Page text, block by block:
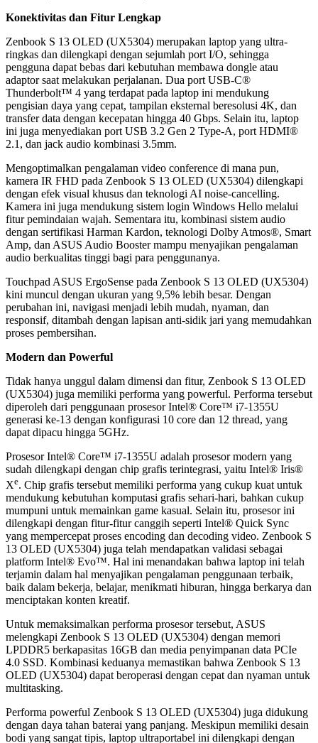
Konektivitas dan Fitur Lengkap
Zenbook S 13 OLED (UX5304) merupakan laptop yang ultra-
ringkas dan dilengkapi dengan sejumlah port I/O, sehingga
pengguna dapat bebas dari kebutuhan membawa dongle atau
adaptor saat melakukan perjalanan. Dua port USB-C®
Thunderbolt™ 4 yang terdapat pada laptop ini mendukung
pengisian daya yang cepat, tampilan eksternal beresolusi 4K, dan
transfer data dengan kecepatan hingga 40 Gbps. Selain itu, laptop
ini juga menyediakan port USB 3.2 Gen 2 Type-A, port HDMI®
2.1, dan jack audio kombinasi 3.5mm.
Mengoptimalkan pengalaman video conference di mana pun,
kamera IR FHD pada Zenbook S 13 OLED (UX5304) dilengkapi
dengan efek visual khusus dan teknologi AI noise-cancelling.
Kamera ini juga mendukung sistem login Windows Hello melalui
fitur pemindaian wajah. Sementara itu, kombinasi sistem audio
dengan sertifikasi Harman Kardon, teknologi Dolby Atmos®, Smart
Amp, dan ASUS Audio Booster mampu menyajikan pengalaman
audio berkualitas tinggi bagi para penggunanya.
Touchpad ASUS ErgoSense pada Zenbook S 13 OLED (UX5304)
kini muncul dengan ukuran yang 9,5% lebih besar. Dengan
perubahan ini, navigasi menjadi lebih mudah, nyaman, dan
responsif, ditambah dengan lapisan anti-sidik jari yang memudahkan
proses pembersihan.
Modern dan Powerful
Tidak hanya unggul dalam dimensi dan fitur, Zenbook S 13 OLED
(UX5304) juga memiliki performa yang powerful. Performa tersebut
diperoleh dari penggunaan prosesor Intel® Core™ i7-1355U
generasi ke-13 dengan konfigurasi 10 core dan 12 thread, yang
dapat dipacu hingga 5GHz.
Prosesor Intel® Core™ i7-1355U adalah prosesor modern yang
sudah dilengkapi dengan chip grafis terintegrasi, yaitu Intel® Iris®
Xe. Chip grafis tersebut memiliki performa yang cukup kuat untuk
mendukung kebutuhan komputasi grafis sehari-hari, bahkan cukup
mumpuni untuk memainkan game kasual. Selain itu, prosesor ini
dilengkapi dengan fitur-fitur canggih seperti Intel® Quick Sync
yang mempercepat proses encoding dan decoding video. Zenbook S
13 OLED (UX5304) juga telah mendapatkan validasi sebagai
platform Intel® Evo™. Hal ini menandakan bahwa laptop ini telah
terjamin dalam hal menyajikan pengalaman penggunaan terbaik,
baik dalam bekerja, belajar, menikmati hiburan, hingga berkarya dan
menciptakan konten kreatif.
Untuk memaksimalkan performa prosesor tersebut, ASUS
melengkapi Zenbook S 13 OLED (UX5304) dengan memori
LPDDR5 berkapasitas 16GB dan media penyimpanan data PCIe
4.0 SSD. Kombinasi keduanya memastikan bahwa Zenbook S 13
OLED (UX5304) dapat beroperasi dengan cepat dan nyaman untuk
multitasking.
Performa powerful Zenbook S 13 OLED (UX5304) juga didukung
dengan daya tahan baterai yang panjang. Meskipun memiliki desain
bodi yang sangat tipis, laptop ultraportabel ini dilengkapi dengan